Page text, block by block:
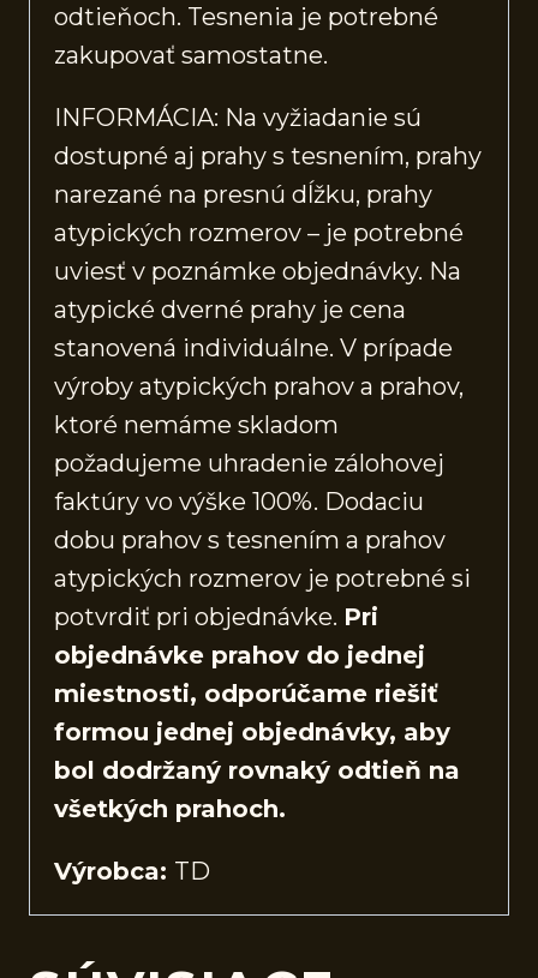
odtieňoch. Tesnenia je potrebné
zakupovať samostatne.
INFORMÁCIA: Na vyžiadanie sú
dostupné aj prahy s tesnením, prahy
narezané na presnú dĺžku, prahy
atypických rozmerov – je potrebné
uviesť v poznámke objednávky. Na
atypické dverné prahy je cena
stanovená individuálne. V prípade
výroby atypických prahov a prahov,
ktoré nemáme skladom
požadujeme uhradenie zálohovej
faktúry vo výške 100%. Dodaciu
dobu prahov s tesnením a prahov
atypických rozmerov je potrebné si
potvrdiť pri objednávke. Pri
objednávke prahov do jednej
miestnosti, odporúčame riešiť
formou jednej objednávky, aby
bol dodržaný rovnaký odtieň na
všetkých prahoch.
Výrobca: TD